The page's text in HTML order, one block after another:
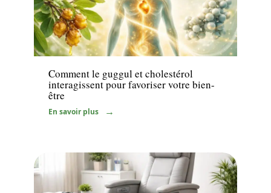
Minceur
Comment le guggul et cholestérol
interagissent pour favoriser votre bien-
être
En savoir plus